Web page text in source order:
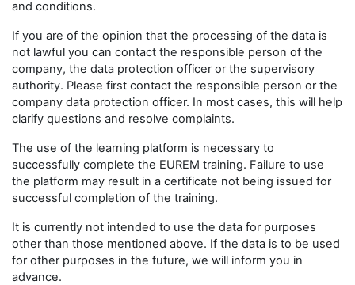
and conditions.
If you are of the opinion that the processing of the data is
not lawful you can contact the responsible person of the
company, the data protection officer or the supervisory
authority. Please first contact the responsible person or the
company data protection officer. In most cases, this will help
clarify questions and resolve complaints.
The use of the learning platform is necessary to
successfully complete the EUREM training. Failure to use
the platform may result in a certificate not being issued for
successful completion of the training.
It is currently not intended to use the data for purposes
other than those mentioned above. If the data is to be used
for other purposes in the future, we will inform you in
advance.